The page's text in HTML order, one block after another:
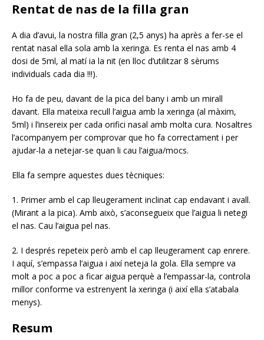
Rentat de nas de la filla gran
A dia d’avui, la nostra filla gran (2,5 anys) ha après a fer-se el
rentat nasal ella sola amb la xeringa. Es renta el nas amb 4
dosi de 5ml, al matí ia la nit (en lloc d’utilitzar 8 sèrums
individuals cada dia !!!).
Ho fa de peu, davant de la pica del bany i amb un mirall
davant. Ella mateixa recull l’aigua amb la xeringa (al màxim,
5ml) i l’insereix per cada orifici nasal amb molta cura. Nosaltres
l’acompanyem per comprovar que ho fa correctament i per
ajudar-la a netejar-se quan li cau l’aigua/mocs.
Ella fa sempre aquestes dues tècniques:
1. Primer amb el cap lleugerament inclinat cap endavant i avall.
(Mirant a la pica). Amb això, s’aconsegueix que l’aigua li netegi
el nas. Cau l’aigua pel nas.
2. I després repeteix però amb el cap lleugerament cap enrere.
I aquí, s’empassa l’aigua i així neteja la gola. Ella sempre va
molt a poc a poc a ficar aigua perquè a l’empassar-la, controla
millor conforme va estrenyent la xeringa (i així ella s’atabala
menys).
Resum